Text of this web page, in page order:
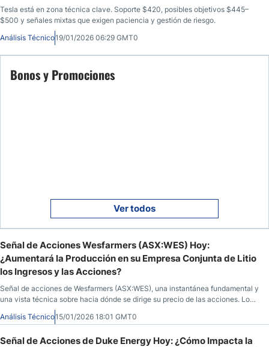
Tesla está en zona técnica clave. Soporte $420, posibles objetivos $445–
$500 y señales mixtas que exigen paciencia y gestión de riesgo.
Análisis Técnico19/01/2026 06:29 GMT0
Bonos y Promociones
Ver todos
Señal de Acciones Wesfarmers (ASX:WES) Hoy:
¿Aumentará la Producción en su Empresa Conjunta de Litio
los Ingresos y las Acciones?
Señal de acciones de Wesfarmers (ASX:WES), una instantánea fundamental y
una vista técnica sobre hacia dónde se dirige su precio de las acciones. Lo
que debe saber antes de que abra el mercado el 15 de enero de 2026,
después de que WES cerrara a $82,29, con un aumento del 0,35%, durante la
Análisis Técnico15/01/2026 18:01 GMT0
Señal de Acciones de Duke Energy Hoy: ¿Cómo Impacta la